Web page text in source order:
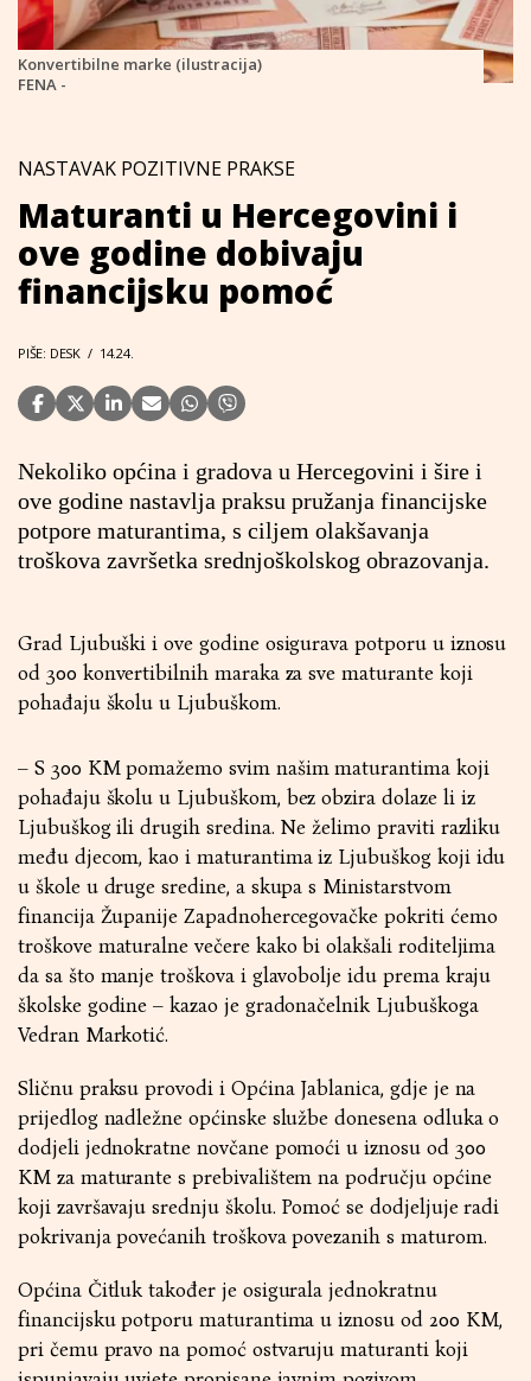
Konvertibilne marke (ilustracija)
FENA -
NASTAVAK POZITIVNE PRAKSE
Maturanti u Hercegovini i
ove godine dobivaju
financijsku pomoć
PIŠE: DESK / 14.24.
Nekoliko općina i gradova u Hercegovini i šire i
ove godine nastavlja praksu pružanja financijske
potpore maturantima, s ciljem olakšavanja
troškova završetka srednjoškolskog obrazovanja.
Grad Ljubuški i ove godine osigurava potporu u iznosu
od 300 konvertibilnih maraka za sve maturante koji
pohađaju školu u Ljubuškom.
– S 300 KM pomažemo svim našim maturantima koji
pohađaju školu u Ljubuškom, bez obzira dolaze li iz
Ljubuškog ili drugih sredina. Ne želimo praviti razliku
među djecom, kao i maturantima iz Ljubuškog koji idu
u škole u druge sredine, a skupa s Ministarstvom
financija Županije Zapadnohercegovačke pokriti ćemo
troškove maturalne večere kako bi olakšali roditeljima
da sa što manje troškova i glavobolje idu prema kraju
školske godine – kazao je gradonačelnik Ljubuškoga
Vedran Markotić.
Sličnu praksu provodi i Općina Jablanica, gdje je na
prijedlog nadležne općinske službe donesena odluka o
dodjeli jednokratne novčane pomoći u iznosu od 300
KM za maturante s prebivalištem na području općine
koji završavaju srednju školu. Pomoć se dodjeljuje radi
pokrivanja povećanih troškova povezanih s maturom.
Općina Čitluk također je osigurala jednokratnu
financijsku potporu maturantima u iznosu od 200 KM,
pri čemu pravo na pomoć ostvaruju maturanti koji